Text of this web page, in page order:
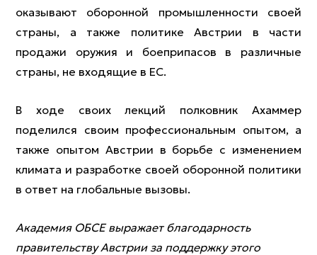
оказывают оборонной промышленности своей
страны, а также политике Австрии в части
продажи оружия и боеприпасов в различные
страны, не входящие в ЕС.
В ходе своих лекций полковник Ахаммер
поделился своим профессиональным опытом, а
также опытом Австрии в борьбе с изменением
климата и разработке своей оборонной политики
в ответ на глобальные вызовы.
Академия ОБСЕ выражает благодарность
правительству Австрии за поддержку этого